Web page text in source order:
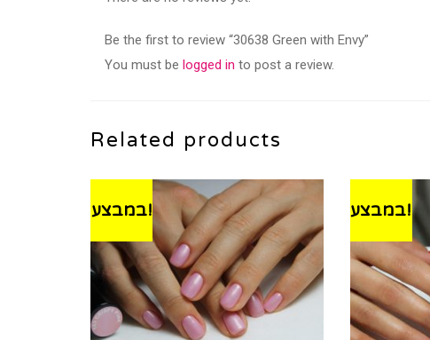
Be the first to review “30638 Green with Envy”
You must be logged in to post a review.
Related products
במבצע! במבצע!